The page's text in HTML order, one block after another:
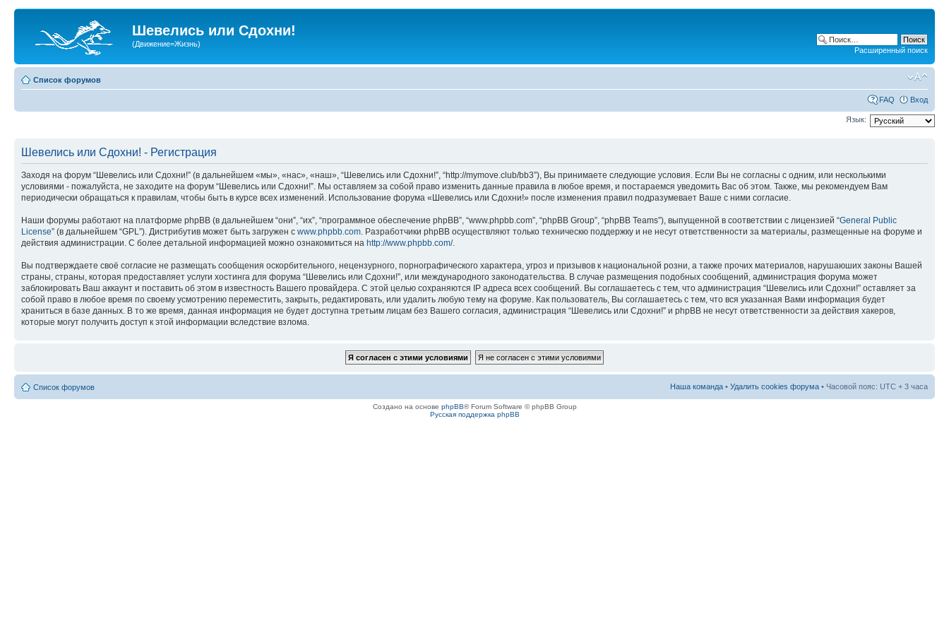
Шевелись или Сдохни!
(Движение=Жизнь)
Расширенный поиск
Список форумов
FAQ Вход
Язык:
Шевелись или Сдохни! - Регистрация
Заходя на форум “Шевелись или Сдохни!” (в дальнейшем «мы», «нас», «наш», “Шевелись или Сдохни!”, “http://mymove.club/bb3”), Вы принимаете следующие условия. Если Вы не согласны с одним, или несколькими
условиями - пожалуйста, не заходите на форум “Шевелись или Сдохни!”. Мы оставляем за собой право изменить данные правила в любое время, и постараемся уведомить Вас об этом. Также, мы рекомендуем Вам
периодически обращаться к правилам, чтобы быть в курсе всех изменений. Использование форума «Шевелись или Сдохни!» после изменения правил подразумевает Ваше с ними согласие.
Наши форумы работают на платформе phpBB (в дальнейшем “они”, “их”, “программное обеспечение phpBB”, “www.phpbb.com”, “phpBB Group”, “phpBB Teams”), выпущенной в соответствии с лицензией “General Public
License” (в дальнейшем “GPL”). Дистрибутив может быть загружен с www.phpbb.com. Разработчики phpBB осуществляют только техническю поддержку и не несут ответственности за материалы, размещенные на форуме и
действия администрации. С более детальной информацией можно ознакомиться на http://www.phpbb.com/.
Вы подтверждаете своё согласие не размещать сообщения оскорбительного, нецензурного, порнографического характера, угроз и призывов к национальной розни, а также прочих материалов, нарушаюших законы Вашей
страны, страны, которая предоставляет услуги хостинга для форума “Шевелись или Сдохни!”, или международного законодательства. В случае размещения подобных сообщений, администрация форума может
заблокировать Ваш аккаунт и поставить об этом в известность Вашего провайдера. С этой целью сохраняются IP адреса всех сообщений. Вы соглашаетесь с тем, что администрация “Шевелись или Сдохни!” оставляет за
собой право в любое время по своему усмотрению переместить, закрыть, редактировать, или удалить любую тему на форуме. Как пользователь, Вы соглашаетесь с тем, что вся указанная Вами информация будет
храниться в базе данных. В то же время, данная информация не будет доступна третьим лицам без Вашего согласия, администрация “Шевелись или Сдохни!” и phpBB не несут ответственности за действия хакеров,
которые могут получить доступ к этой информации вследствие взлома.
Список форумов Наша команда • Удалить cookies форума • Часовой пояс: UTC + 3 часа
Создано на основе phpBB® Forum Software © phpBB Group
Русская поддержка phpBB